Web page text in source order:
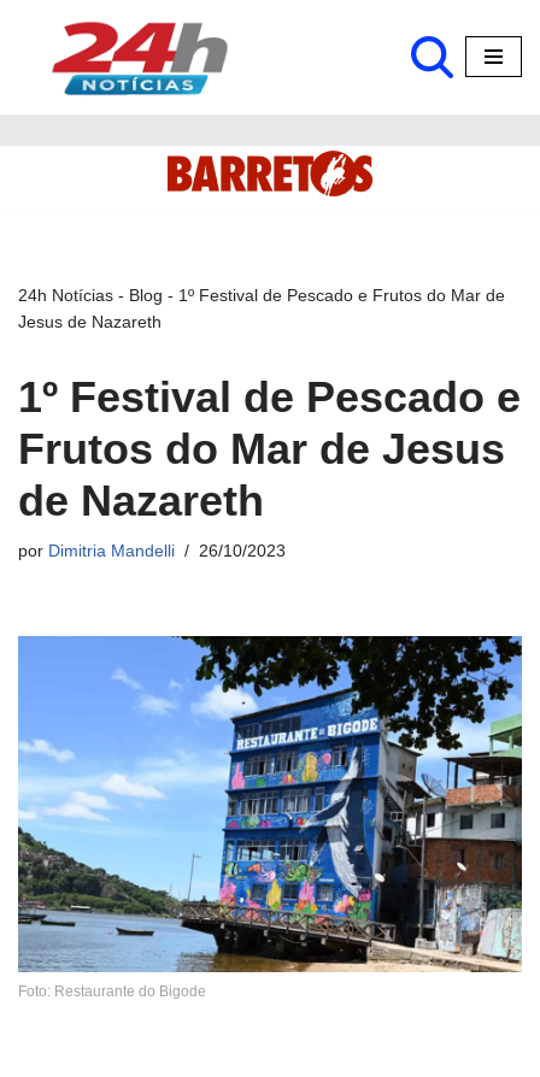
Pular
24h Notícias - Blog - 1º Festival de Pescado e Frutos do Mar de
Jesus de Nazareth
1º Festival de Pescado e
Frutos do Mar de Jesus
de Nazareth
por Dimitria Mandelli 26/10/2023
Foto: Restaurante do Bigode